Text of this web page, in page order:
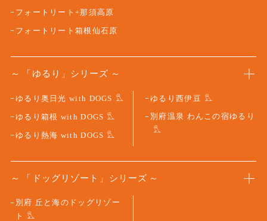
フォートリート+那須高原
フォートリート箱根仙石原
「ゆるり」シリーズ
ゆるり奥日光 with DOGS
ゆるり箱根 with DOGS
ゆるり熱海 with DOGS
ゆるり西伊豆
別府温泉 わんこの宿ゆるり
「ドッグリゾート」シリーズ
別府 丘と海のドッグリゾー
ト